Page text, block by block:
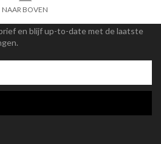
NAAR BOVEN
en blijf up-to-date met de laatste